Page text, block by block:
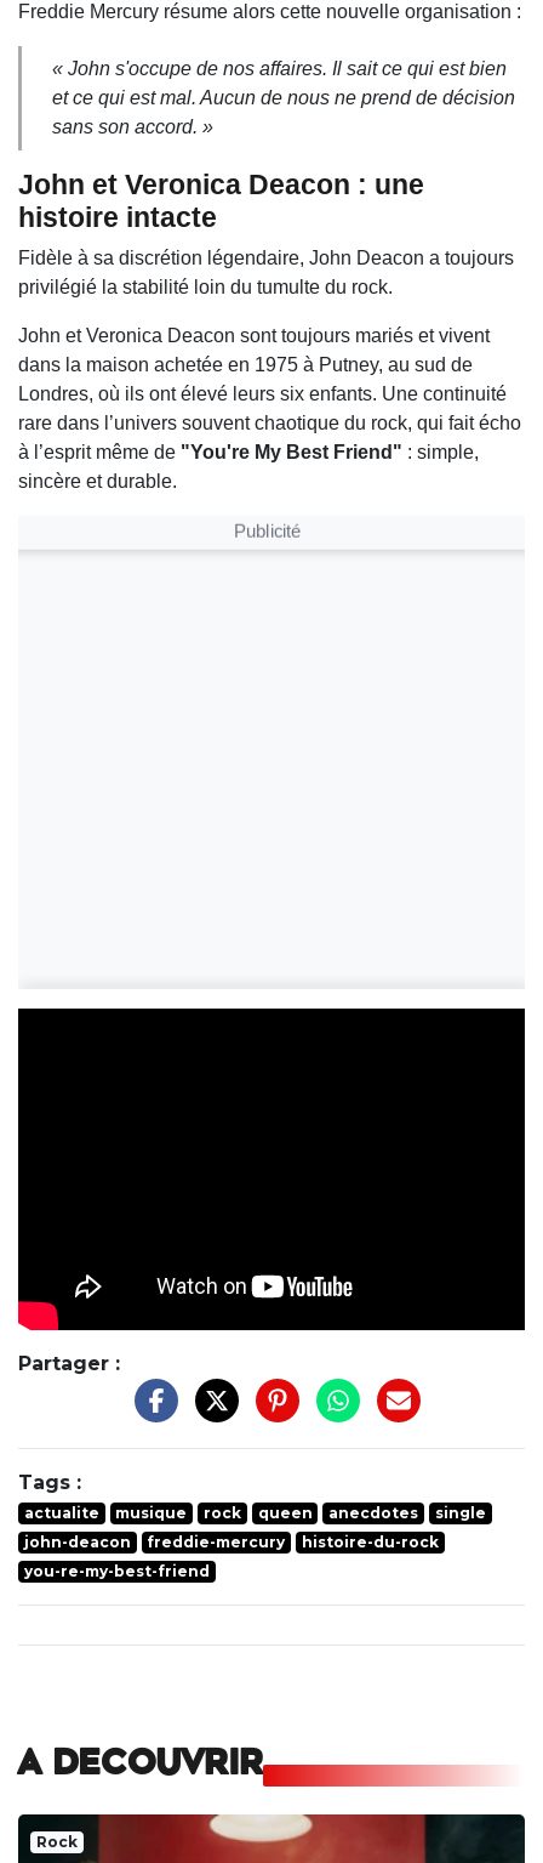
Freddie Mercury résume alors cette nouvelle organisation :
« John s'occupe de nos affaires. Il sait ce qui est bien
et ce qui est mal. Aucun de nous ne prend de décision
sans son accord. »
John et Veronica Deacon : une
histoire intacte
Fidèle à sa discrétion légendaire, John Deacon a toujours
privilégié la stabilité loin du tumulte du rock.
John et Veronica Deacon sont toujours mariés et vivent
dans la maison achetée en 1975 à Putney, au sud de
Londres, où ils ont élevé leurs six enfants. Une continuité
rare dans l’univers souvent chaotique du rock, qui fait écho
à l’esprit même de "You're My Best Friend" : simple,
sincère et durable.
Publicité
Partager :
Tags :
actualite musique rock queen anecdotes
single
john-deacon
freddie-mercury
histoire-du-rock
you-re-my-best-friend
A DECOUVRIR
Rock